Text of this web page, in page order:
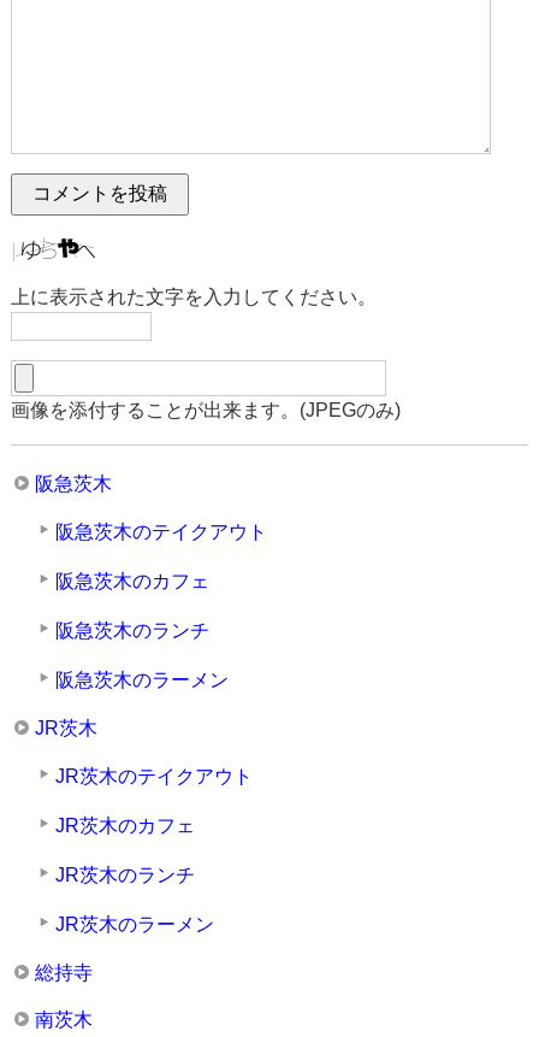
上に表示された文字を入力してください。
画像を添付することが出来ます。(JPEGのみ)
阪急茨木
阪急茨木のテイクアウト
阪急茨木のカフェ
阪急茨木のランチ
阪急茨木のラーメン
JR茨木
JR茨木のテイクアウト
JR茨木のカフェ
JR茨木のランチ
JR茨木のラーメン
総持寺
南茨木